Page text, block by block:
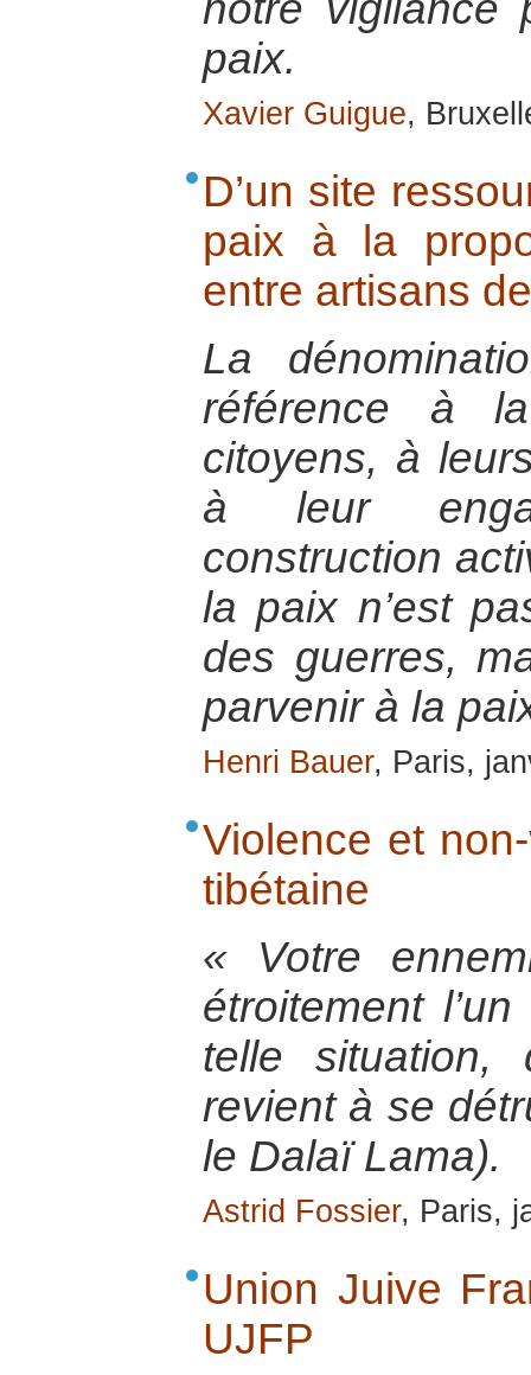
paix.
Xavier Guigue,
D’un site
paix à la
entre artisans
La
référence à
citoyens, à
à leur
construction
la paix n’est
des guerres,
parvenir à la
Henri Bauer, Paris,
Violence et
tibétaine
« Votre
étroitement
telle situation,
revient à se
le Dalaï Lama).
Astrid Fossier, Paris,
Union Juive
UJFP